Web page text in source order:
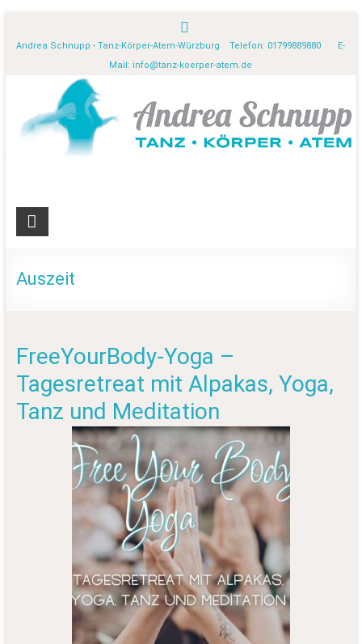
Andrea Schnupp - Tanz-Körper-Atem-Würzburg Telefon: 01799889880 E-
Mail: info@tanz-koerper-atem.de
Auszeit
FreeYourBody-Yoga –
Tagesretreat mit Alpakas, Yoga,
Tanz und Meditation